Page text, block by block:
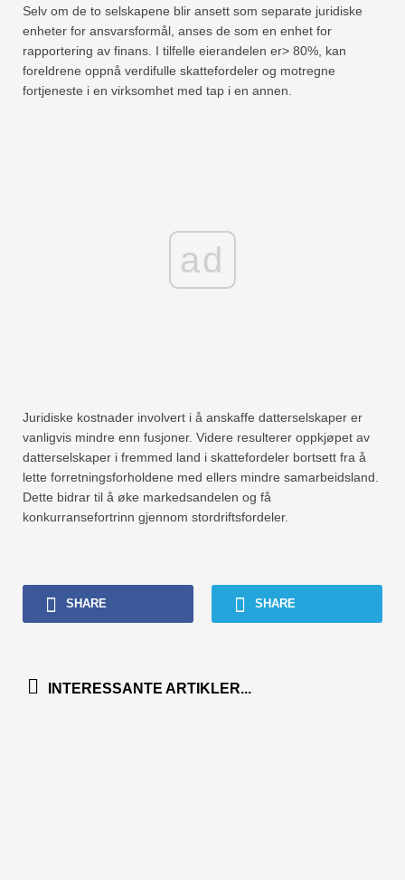
Selv om de to selskapene blir ansett som separate juridiske
enheter for ansvarsformål, anses de som en enhet for
rapportering av finans. I tilfelle eierandelen er> 80%, kan
foreldrene oppnå verdifulle skattefordeler og motregne
fortjeneste i en virksomhet med tap i en annen.
ad
Juridiske kostnader involvert i å anskaffe datterselskaper er
vanligvis mindre enn fusjoner. Videre resulterer oppkjøpet av
datterselskaper i fremmed land i skattefordeler bortsett fra å
lette forretningsforholdene med ellers mindre samarbeidsland.
Dette bidrar til å øke markedsandelen og få
konkurransefortrinn gjennom stordriftsfordeler.
SHARE SHARE
INTERESSANTE ARTIKLER...